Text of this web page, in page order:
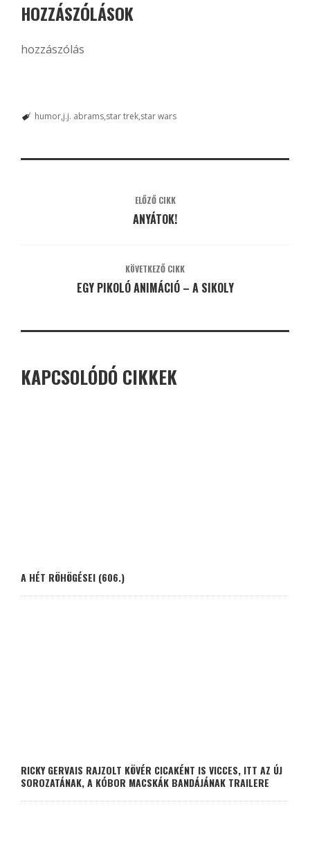
HOZZÁSZÓLÁSOK
hozzászólás
humor j.j. abrams star trek star wars
ELŐZŐ CIKK
ANYÁTOK!
KÖVETKEZŐ CIKK
EGY PIKOLÓ ANIMÁCIÓ – A SIKOLY
KAPCSOLÓDÓ CIKKEK
A HÉT RÖHÖGÉSEI (606.)
RICKY GERVAIS RAJZOLT KÖVÉR CICAKÉNT IS VICCES, ITT AZ ÚJ
SOROZATÁNAK, A KÓBOR MACSKÁK BANDÁJÁNAK TRAILERE